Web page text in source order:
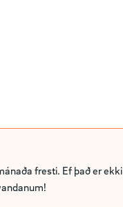
fresti. Ef það er ekki